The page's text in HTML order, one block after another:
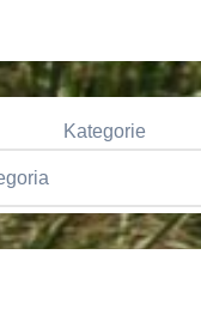
Kategorie